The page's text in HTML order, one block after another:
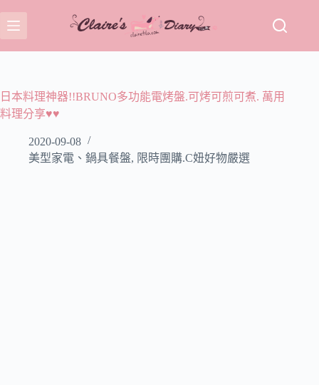
至
主
容
日本料理神器!!BRUNO多功能電烤盤.可烤可煎可煮. 萬用
料理分享♥♥
2020-09-08
美型家電、鍋具餐盤, 限時團購.C妞好物嚴選